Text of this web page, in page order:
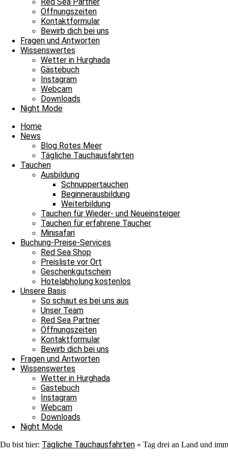
Öffnungszeiten
Kontaktformular
Bewirb dich bei uns
Fragen und Antworten
Wissenswertes
Wetter in Hurghada
Gästebuch
Instagram
Webcam
Downloads
Night Mode
Home
News
Blog Rotes Meer
Tägliche Tauchausfahrten
Tauchen
Ausbildung
Schnuppertauchen
Beginnerausbildung
Weiterbildung
Tauchen für Wieder- und Neueinsteiger
Tauchen für erfahrene Taucher
Minisafari
Buchung-Preise-Services
Red Sea Shop
Preisliste vor Ort
Geschenkgutschein
Hotelabholung kostenlos
Unsere Basis
So schaut es bei uns aus
Unser Team
Red Sea Partner
Öffnungszeiten
Kontaktformular
Bewirb dich bei uns
Fragen und Antworten
Wissenswertes
Wetter in Hurghada
Gästebuch
Instagram
Webcam
Downloads
Night Mode
Du bist hier: Tägliche Tauchausfahrten » Tag drei an Land und
Unsere Berichte über die Tauchausfahrten unserer Boote
immer wieder aufs Neue verzaubern. Auch morgen könnt ihr wieder
Tag drei an Land und immer noch Wind. Ägypten, Rotes Meer,
Genehmigung von unseren Fotografen: Sven Kahlbrock,
0